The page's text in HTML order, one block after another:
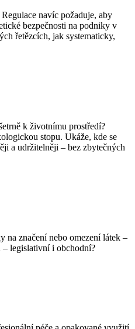
navíc požaduje, aby
bezpečnosti na podniky v
řetězcích, jak systematicky,
k životnímu prostředí?
stopu. Ukáže, kde se
a udržitelněji – bez zbytečných
na značení nebo omezení látek –
– legislativní i obchodní?